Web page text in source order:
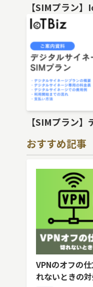
【SIMプラン
【SIMプラン
おすすめ記事
VPNのオフの
れないときの